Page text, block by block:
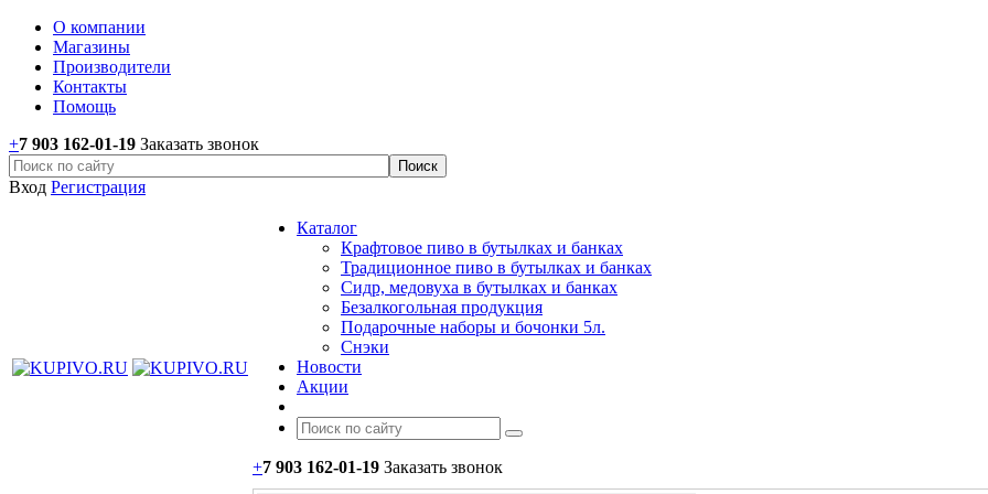
О компании
Магазины
Производители
Контакты
Помощь
+7 903 162-01-19 Заказать звонок
Вход Регистрация
Каталог
Крафтовое пиво в бутылках и банках
Традиционное пиво в бутылках и банках
Сидр, медовуха в бутылках и банках
Безалкогольная продукция
Подарочные наборы и бочонки 5л.
Снэки
Новости
Акции
+7 903 162-01-19 Заказать звонок